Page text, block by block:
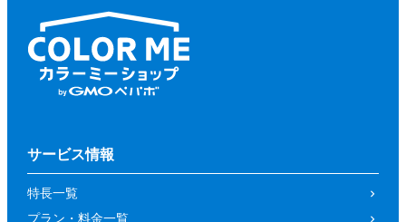
特長一覧
プラン・料金一覧
機能一覧